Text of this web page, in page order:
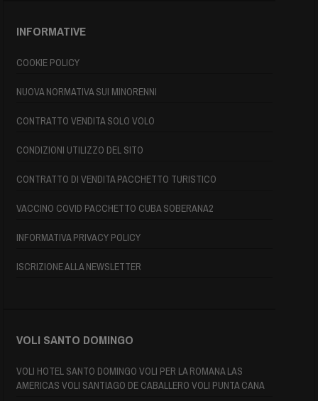
INFORMATIVE
COOKIE POLICY
NUOVA NORMATIVA SUI MINORENNI
CONTRATTO VENDITA SOLO VOLO
CONDIZIONI UTILIZZO DEL SITO
CONTRATTO DI VENDITA PACCHETTO TURISTICO
VACCINO COVID PACCHETTO CUBA SOBERANA2
INFORMATIVA PRIVACY POLICY
ISCRIZIONE ALLA NEWSLETTER
VOLI SANTO DOMINGO
VOLI HOTEL SANTO DOMINGO VOLI PER LA ROMANA LAS
AMERICAS VOLI SANTIAGO DE CABALLERO VOLI PUNTA CANA